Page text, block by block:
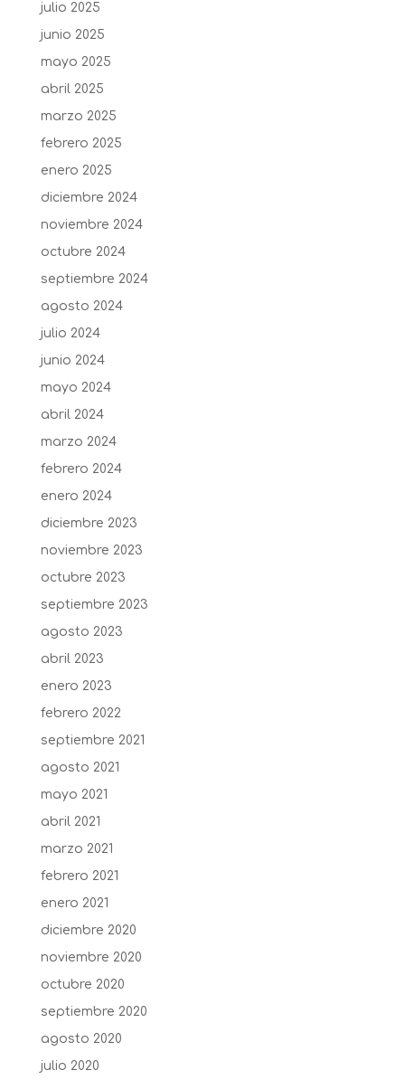
julio 2025
junio 2025
mayo 2025
abril 2025
marzo 2025
febrero 2025
enero 2025
diciembre 2024
noviembre 2024
octubre 2024
septiembre 2024
agosto 2024
julio 2024
junio 2024
mayo 2024
abril 2024
marzo 2024
febrero 2024
enero 2024
diciembre 2023
noviembre 2023
octubre 2023
septiembre 2023
agosto 2023
abril 2023
enero 2023
febrero 2022
septiembre 2021
agosto 2021
mayo 2021
abril 2021
marzo 2021
febrero 2021
enero 2021
diciembre 2020
noviembre 2020
octubre 2020
septiembre 2020
agosto 2020
julio 2020